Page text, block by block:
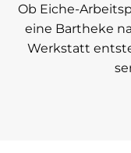
Ob Eiche-
eine Bartheke
Werkstatt